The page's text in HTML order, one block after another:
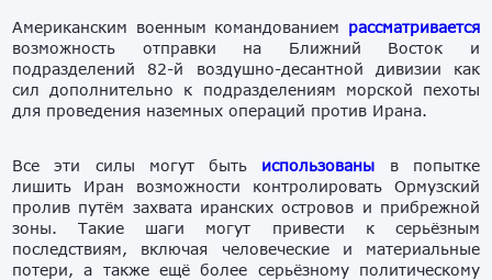
Американским военным командованием рассматривается
возможность отправки на Ближний Восток и
подразделений 82-й воздушно-десантной дивизии как
сил дополнительно к подразделениям морской пехоты
для проведения наземных операций против Ирана.
Все эти силы могут быть использованы в попытке
лишить Иран возможности контролировать Ормузский
пролив путём захвата иранских островов и прибрежной
зоны. Такие шаги могут привести к серьёзным
последствиям, включая человеческие и материальные
потери, а также ещё более серьёзному политическому